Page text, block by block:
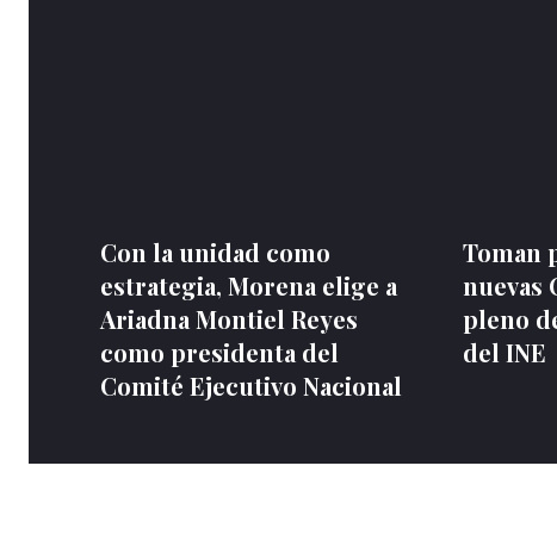
Con la unidad como
estrategia, Morena elige a
Ariadna Montiel Reyes
como presidenta del
Comité Ejecutivo Nacional
Toman
nuevas
pleno
del INE